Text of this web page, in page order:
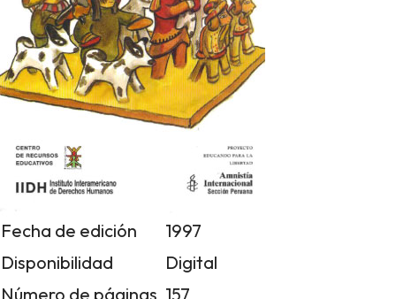
Fecha de edición
1997
Disponibilidad
Digital
Número de páginas 157